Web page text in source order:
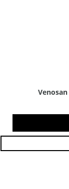
Venosan